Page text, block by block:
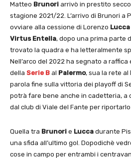
Matteo Brunori arrivò in prestito
stagione 2021/22. L’arrivo di Brunori a
ovviare alla cessione di Lorenzo Lucca
Virtus Entella, dopo una prima parte
trovato la quadra e ha letteralmente
Nell’arco del 2022 ha segnato a
della Serie B al Palermo, sua la rete al
parola fine sulla vittoria dei playoff di
potrà fare bene anche in cadetteria, a
dal club di Viale del Fante per riportarlo
Quella tra Brunori e Lucca durante
una sfida all’ultimo gol. Dopodichè
cose in campo per entrambi i